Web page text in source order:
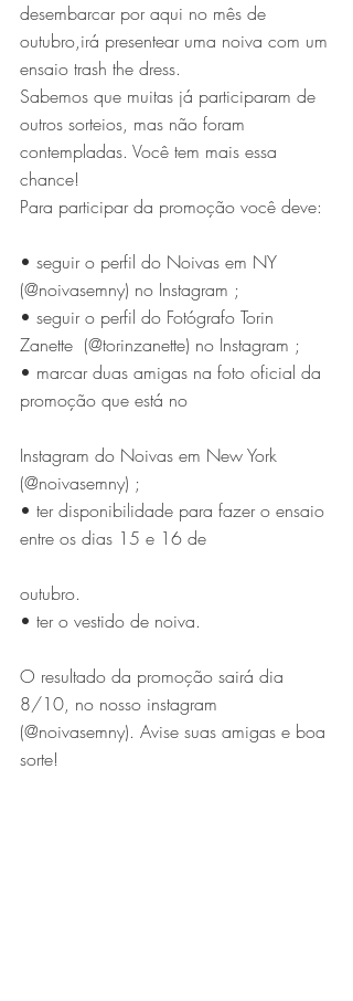
desembarcar por aqui no mês de
outubro,irá presentear uma noiva com um
ensaio trash the dress.
Sabemos que muitas já participaram de
outros sorteios, mas não foram
contempladas. Você tem mais essa
chance!
Para participar da promoção você deve:
• seguir o perfil do Noivas em NY
(@noivasemny) no Instagram ;
• seguir o perfil do Fotógrafo Torin
Zanette  (@torinzanette) no Instagram ;
• marcar duas amigas na foto oficial da
promoção que está no
Instagram do Noivas em New York
(@noivasemny) ;
• ter disponibilidade para fazer o ensaio
entre os dias 15 e 16 de
outubro.
• ter o vestido de noiva.
O resultado da promoção sairá dia
8/10, no nosso instagram
(@noivasemny). Avise suas amigas e boa
sorte!